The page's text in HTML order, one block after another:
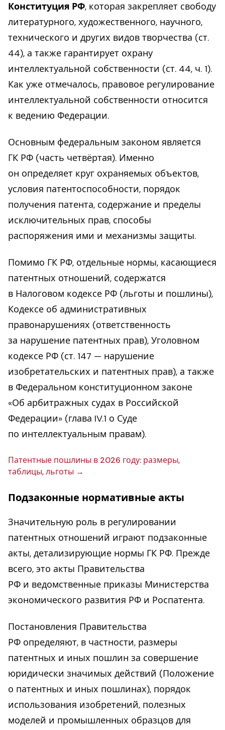
Конституция РФ, которая закрепляет свободу
литературного, художественного, научного,
технического и других видов творчества (ст.
44), а также гарантирует охрану
интеллектуальной собственности (ст. 44, ч. 1).
Как уже отмечалось, правовое регулирование
интеллектуальной собственности относится
к ведению Федерации.
Основным федеральным законом является
ГК РФ (часть четвёртая). Именно
он определяет круг охраняемых объектов,
условия патентоспособности, порядок
получения патента, содержание и пределы
исключительных прав, способы
распоряжения ими и механизмы защиты.
Помимо ГК РФ, отдельные нормы, касающиеся
патентных отношений, содержатся
в Налоговом кодексе РФ (льготы и пошлины),
Кодексе об административных
правонарушениях (ответственность
за нарушение патентных прав), Уголовном
кодексе РФ (ст. 147 — нарушение
изобретательских и патентных прав), а также
в Федеральном конституционном законе
«Об арбитражных судах в Российской
Федерации» (глава IV.1 о Суде
по интеллектуальным правам).
Па­тент­ные пошлины в 2026 году: размеры,
таблицы, льготы
Подзаконные нормативные акты
Значительную роль в регулировании
патентных отношений играют подзаконные
акты, детализирующие нормы ГК РФ. Прежде
всего, это акты Правительства
РФ и ведомственные приказы Министерства
экономического развития РФ и Роспатента.
Постановления Правительства
РФ определяют, в частности, размеры
патентных и иных пошлин за совершение
юридически значимых действий (Положение
о патентных и иных пошлинах), порядок
использования изобретений, полезных
моделей и промышленных образцов для